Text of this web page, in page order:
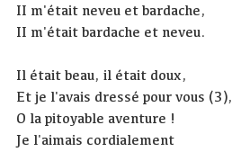
II m'était neveu et bardache,
II m'était bardache et neveu.
Il était beau, il était doux,
Et je l'avais dressé pour vous (3),
O la pitoyable aventure !
Je l'aimais cordialement